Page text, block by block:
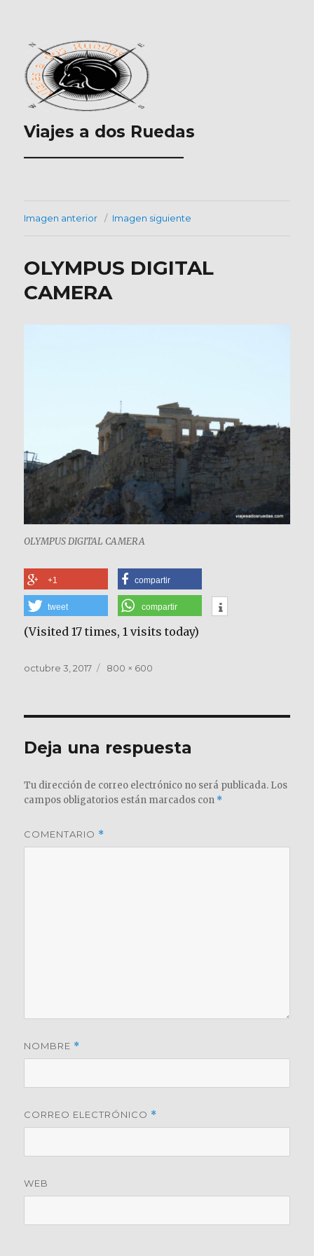
Viajes a dos Ruedas
___________________
Imagen anterior Imagen siguiente
OLYMPUS DIGITAL
CAMERA
OLYMPUS DIGITAL CAMERA
+1 compartir
tweet compartir
(Visited 17 times, 1 visits today)
Publicado
octubre 3, 2017
Tamaño
800 × 600
Deja una respuesta
Tu dirección de correo electrónico no será publicada. Los
campos obligatorios están marcados con *
COMENTARIO *
NOMBRE *
CORREO ELECTRÓNICO *
WEB